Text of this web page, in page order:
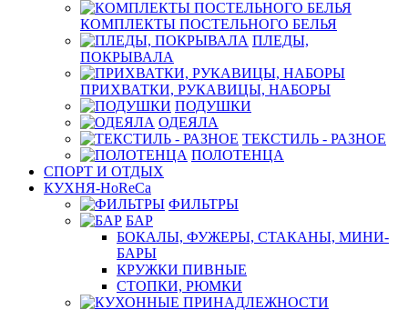
КОМПЛЕКТЫ ПОСТЕЛЬНОГО БЕЛЬЯ
ПЛЕДЫ,
ПОКРЫВАЛА
ПРИХВАТКИ, РУКАВИЦЫ, НАБОРЫ
ПОДУШКИ
ОДЕЯЛА
ТЕКСТИЛЬ - РАЗНОЕ
ПОЛОТЕНЦА
СПОРТ И ОТДЫХ
КУХНЯ-HoReCa
ФИЛЬТРЫ
БАР
БОКАЛЫ, ФУЖЕРЫ, СТАКАНЫ, МИНИ-
БАРЫ
КРУЖКИ ПИВНЫЕ
СТОПКИ, РЮМКИ